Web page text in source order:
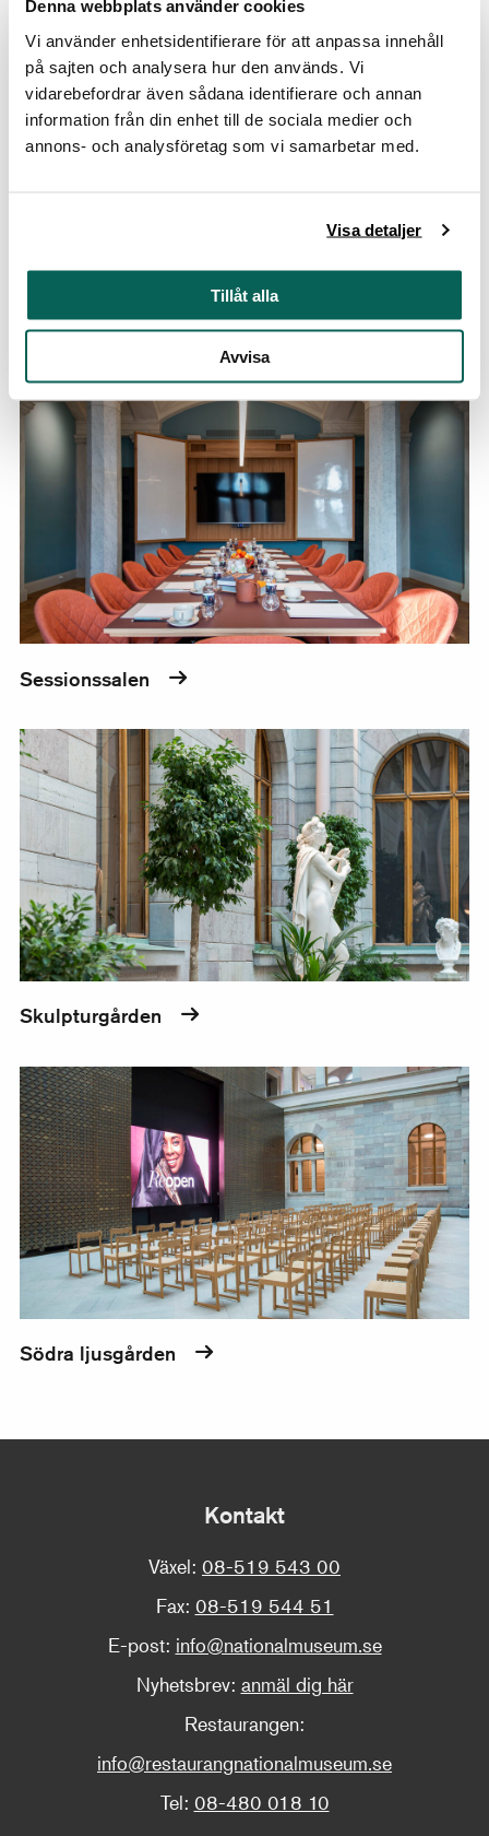
Denna webbplats använder cookies
Vi använder enhetsidentifierare för att anpassa innehåll
på sajten och analysera hur den används. Vi
vidarebefordrar även sådana identifierare och annan
information från din enhet till de sociala medier och
annons- och analysföretag som vi samarbetar med.
Visa detaljer
Tillåt alla
Avvisa
Restaurangen
Restaurangen
Sessionssalen
Sessionssalen
Skulpturgården
Skulpturgården
Södra ljusgården
Södra ljusgården
Kontakt
Växel: 08-519 543 00
Fax: 08-519 544 51
E-post: info@nationalmuseum.se
Nyhetsbrev: anmäl dig här
Restaurangen:
info@restaurangnationalmuseum.se
Tel: 08-480 018 10